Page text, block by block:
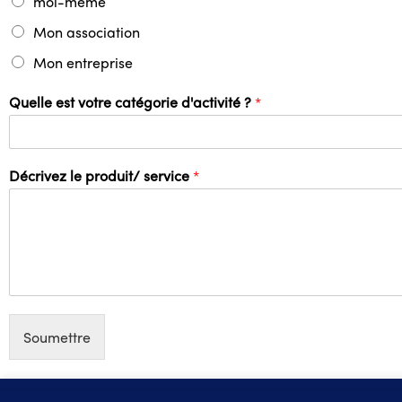
Mon association
Mon entreprise
Quelle est votre catégorie d'activité ?*
Décrivez le produit/ service*
Soumettre